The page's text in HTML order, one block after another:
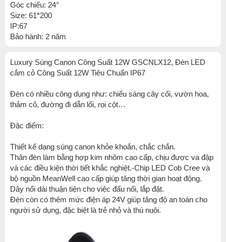
Góc chiếu: 24°
Size: 61*200
IP:67
Bảo hành: 2 năm
Luxury Súng Canon Công Suất 12W GSCNLX12, Đèn LED
cắm cỏ Công Suất 12W Tiêu Chuẩn IP67
Đèn có nhiều công dụng như: chiếu sáng cây cối, vườn hoa,
thảm cỏ, đường đi dẫn lối, rọi cột…
Đặc điểm:
Thiết kế dạng súng canon khỏe khoắn, chắc chắn.
Thân đèn làm bằng hợp kim nhôm cao cấp, chịu được va đập
và các điều kiện thời tiết khắc nghiệt.-Chip LED Cob Cree và
bộ nguồn MeanWell cao cấp giúp tăng thời gian hoạt động.
Dây nối dài thuận tiện cho việc đấu nối, lắp đặt.
Đèn còn có thêm mức điện áp 24V giúp tăng độ an toàn cho
người sử dụng, đặc biệt là trẻ nhỏ và thú nuôi.